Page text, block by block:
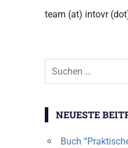
team (at) intovr
Suchen
NEUESTE
Buch